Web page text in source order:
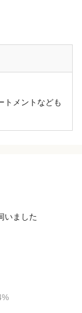
トメントなども
いました